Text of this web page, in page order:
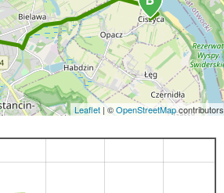
Leaflet | ©OpenStreetMapcontributors